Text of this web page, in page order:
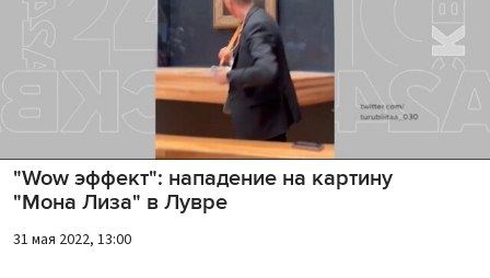
"Wow эффект": нападение на картину
"Мона Лиза" в Лувре
31 мая 2022, 13:00